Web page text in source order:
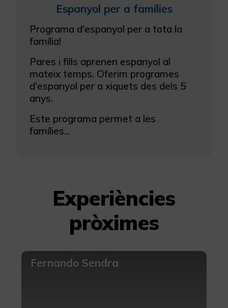
Espanyol per a famílies
Programa d'espanyol per a tota la
família!
Pares i fills aprenen espanyol al
mateix temps. Oferim programes
d'espanyol per a xiquets des dels 5
anys.
Este programa permet a les
famílies...
Experiències
pròximes
Fernando Sendra